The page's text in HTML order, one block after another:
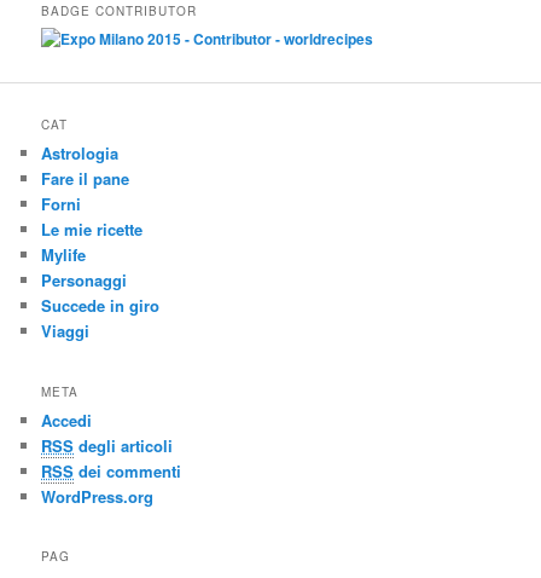
BADGE CONTRIBUTOR
CAT
Astrologia
Fare il pane
Forni
Le mie ricette
Mylife
Personaggi
Succede in giro
Viaggi
META
Accedi
RSS degli articoli
RSS dei commenti
WordPress.org
PAG